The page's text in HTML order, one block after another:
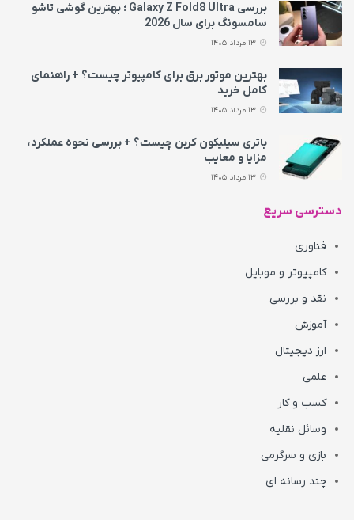
بررسی Galaxy Z Fold8 Ultra ؛ بهترین گوشی تاشو
سامسونگ برای سال 2026
بهترین موتور برق برای کامپیوتر چیست؟ + راهنمای
کامل خرید
باتری سیلیکون کربن چیست؟ + بررسی نحوه عملکرد،
مزایا و معایب
دسترسی سریع
فناوری
کامپیوتر و موبایل
نقد و بررسی
آموزش
ارز دیجیتال
علمی
کسب و کار
وسائل نقلیه
بازی و سرگرمی
چند رسانه ای